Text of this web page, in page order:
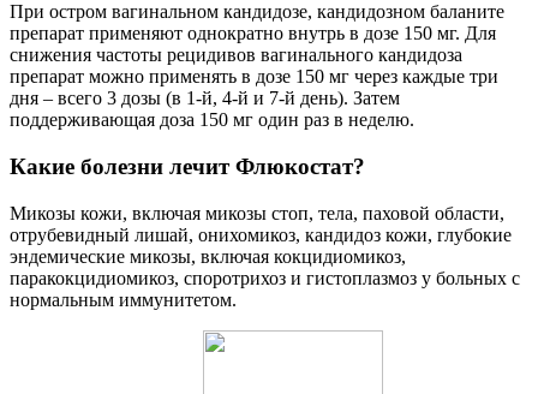
При остром вагинальном кандидозе, кандидозном баланите
препарат применяют однократно внутрь в дозе 150 мг. Для
снижения частоты рецидивов вагинального кандидоза
препарат можно применять в дозе 150 мг через каждые три
дня – всего 3 дозы (в 1-й, 4-й и 7-й день). Затем
поддерживающая доза 150 мг один раз в неделю.
Какие болезни лечит Флюкостат?
Микозы кожи, включая микозы стоп, тела, паховой области,
отрубевидный лишай, онихомикоз, кандидоз кожи, глубокие
эндемические микозы, включая кокцидиомикоз,
паракокцидиомикоз, споротрихоз и гистоплазмоз у больных с
нормальным иммунитетом.